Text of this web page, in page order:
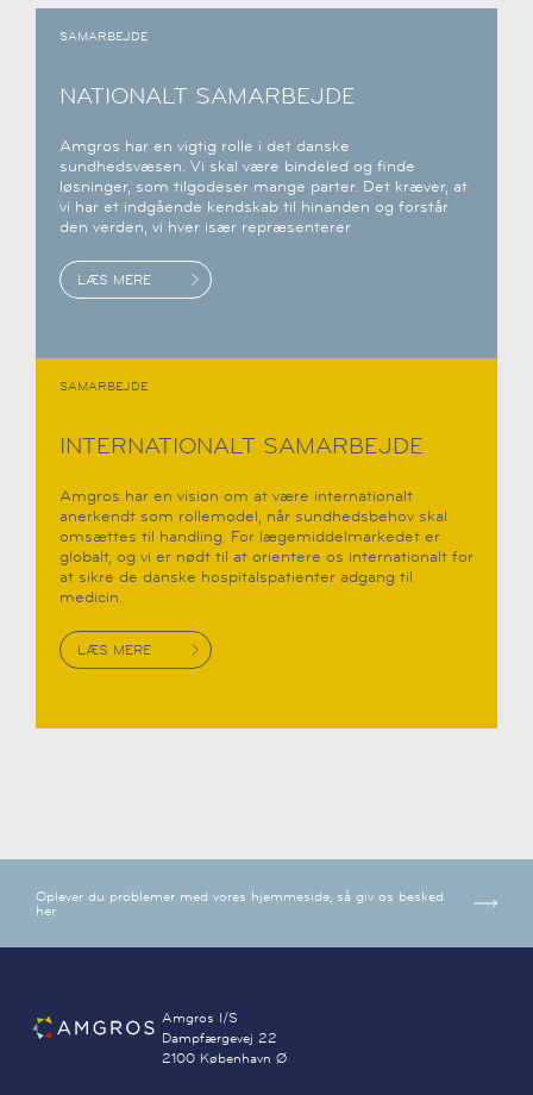
SAMARBEJDE
NATIONALT SAMARBEJDE
Amgros har en vigtig rolle i det danske
sundhedsvæsen. Vi skal være bindeled og finde
løsninger, som tilgodeser mange parter. Det kræver, at
vi har et indgående kendskab til hinanden og forstår
den verden, vi hver især repræsenterer
LÆS MERE
SAMARBEJDE
INTERNATIONALT SAMARBEJDE
Amgros har en vision om at være internationalt
anerkendt som rollemodel, når sundhedsbehov skal
omsættes til handling. For lægemiddelmarkedet er
globalt, og vi er nødt til at orientere os internationalt for
at sikre de danske hospitalspatienter adgang til
medicin.
LÆS MERE
Oplever du problemer med vores hjemmeside, så giv os besked
her
Amgros I/S
Dampfærgevej 22
2100 København Ø